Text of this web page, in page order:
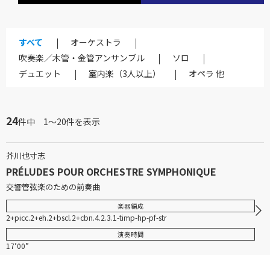
すべて
オーケストラ
吹奏楽／木管・金管アンサンブル
ソロ
デュエット
室内楽（3人以上） オペラ 他
24件中 1～20件を表示
芥川也寸志
PRÉLUDES POUR ORCHESTRE SYMPHONIQUE
交響管弦楽のための前奏曲
楽器編成
2+picc.2+eh.2+bscl.2+cbn.4.2.3.1-timp-hp-pf-str
演奏時間
17’00”